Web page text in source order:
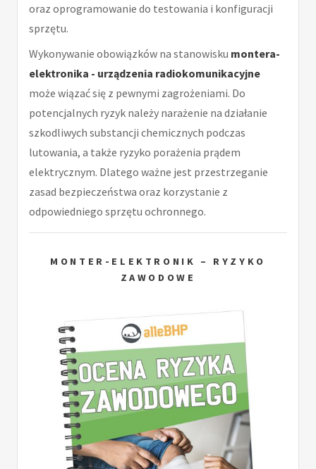
oraz oprogramowanie do testowania i konfiguracji
sprzętu.
Wykonywanie obowiązków na stanowisku montera-
elektronika - urządzenia radiokomunikacyjne
może wiązać się z pewnymi zagrożeniami. Do
potencjalnych ryzyk należy narażenie na działanie
szkodliwych substancji chemicznych podczas
lutowania, a także ryzyko porażenia prądem
elektrycznym. Dlatego ważne jest przestrzeganie
zasad bezpieczeństwa oraz korzystanie z
odpowiedniego sprzętu ochronnego.
MONTER-ELEKTRONIK – RYZYKO
ZAWODOWE